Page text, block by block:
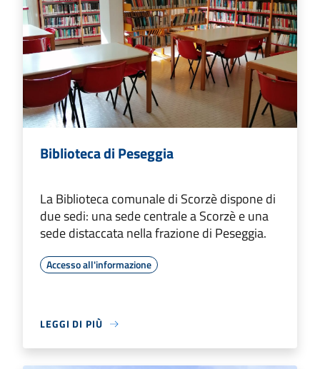
Biblioteca di Peseggia
La Biblioteca comunale di Scorzè dispone di
due sedi: una sede centrale a Scorzè e una
sede distaccata nella frazione di Peseggia.
Accesso all'informazione
LEGGI DI PIÙ